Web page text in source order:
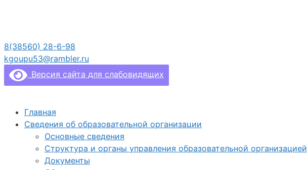
8(38560) 28-6-98
kgoupu53@rambler.ru
Версия сайта для слабовидящих
Главная
Сведения об образовательной организации
Основные сведения
Структура и органы управления образовательной организацией
Документы